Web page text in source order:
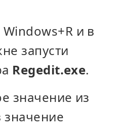
и в
запусти
Regedit.exe.
значение из